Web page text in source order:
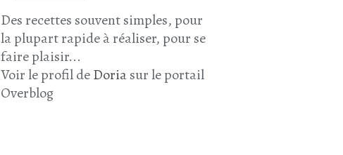
RECETTE AUVERGNATE
PORC
Des recettes souvent simples, pour
la plupart rapide à réaliser, pour se
faire plaisir...
Voir le profil deDoriasur le portail
Overblog